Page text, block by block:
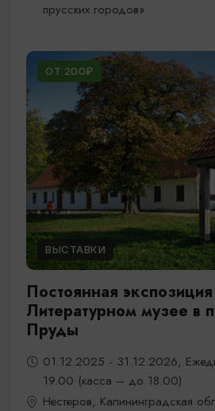
прусских городов»
ОТ 200₽
ВЫСТАВКИ
Постоянная
Литературном музее в
Пруды
01.12.2025 - 31.12.2026,
19.00 (касса – до 18.00)
Нестеров, Калининградская